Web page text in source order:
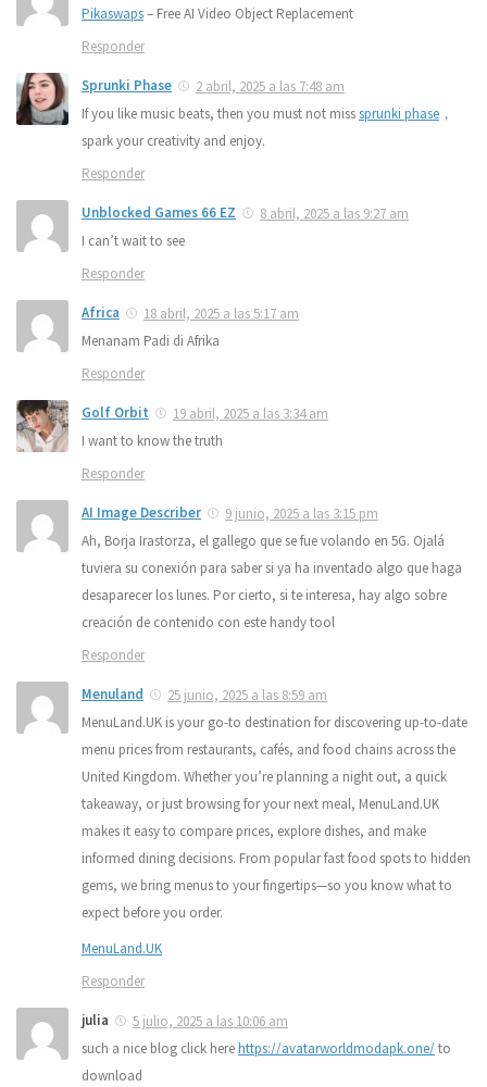
Pikaswaps– Free AI Video Object Replacement
Responder
Sprunki Phase
2 abril, 2025 a las 7:48 am
If you like music beats, then you must not misssprunki phase ，
spark your creativity and enjoy.
Responder
Unblocked Games 66 EZ
8 abril, 2025 a las 9:27 am
I can’t wait to see
Responder
Africa
18 abril, 2025 a las 5:17 am
Menanam Padi di Afrika
Responder
Golf Orbit
19 abril, 2025 a las 3:34 am
I want to know the truth
Responder
AI Image Describer
9 junio, 2025 a las 3:15 pm
Ah, Borja Irastorza, el gallego que se fue volando en 5G. Ojalá
tuviera su conexión para saber si ya ha inventado algo que haga
desaparecer los lunes. Por cierto, si te interesa, hay algo sobre
creación de contenido con este handy tool
Responder
Menuland
25 junio, 2025 a las 8:59 am
MenuLand.UK is your go-to destination for discovering up-to-date
menu prices from restaurants, cafés, and food chains across the
United Kingdom. Whether you’re planning a night out, a quick
takeaway, or just browsing for your next meal, MenuLand.UK
makes it easy to compare prices, explore dishes, and make
informed dining decisions. From popular fast food spots to hidden
gems, we bring menus to your fingertips—so you know what to
expect before you order.
MenuLand.UK
Responder
julia
5 julio, 2025 a las 10:06 am
such a nice blog click herehttps://avatarworldmodapk.one/to
download